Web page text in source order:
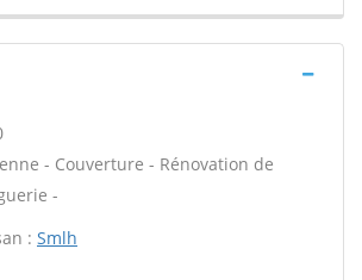
- Couverture - Rénovation de
-
: Smlh